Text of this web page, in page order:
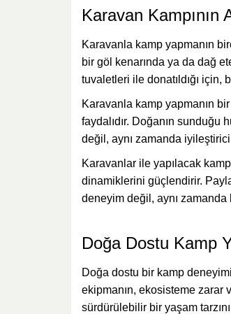
Karavan Kampının
Karavanla kamp yapmanın
bir göl kenarında ya da dağ
tuvaletleri ile donatıldığı
Karavanla kamp yapmanın
faydalıdır. Doğanın sunduğu
değil, aynı zamanda iyileştirici
Karavanlar ile yapılacak
dinamiklerini güçlendirir.
deneyim değil, aynı
Doğa Dostu Kamp
Doğa dostu bir kamp
ekipmanın, ekosisteme zarar
sürdürülebilir bir yaşam